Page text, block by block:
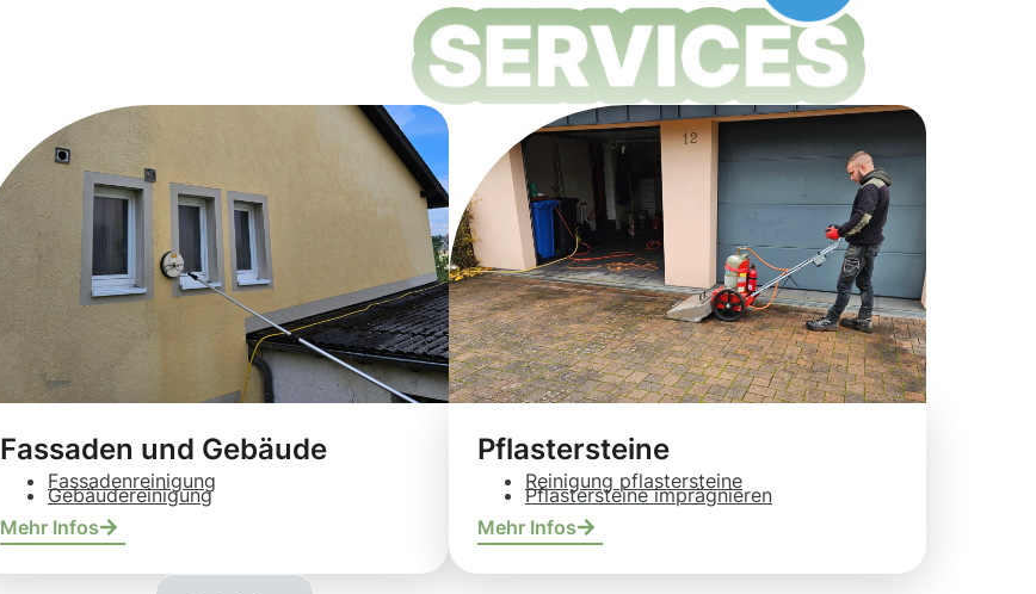
Fassaden und Gebäude
Fassadenreinigung
Gebäudereinigung
Mehr Infos
Pflastersteine
Reinigung pflastersteine
Pflastersteine imprägnieren
Mehr Infos